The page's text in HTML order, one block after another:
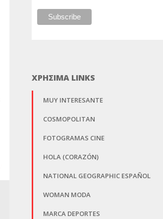
ΧΡΗΣΙΜΑ LINKS
MUY INTERESANTE
COSMOPOLITAN
FOTOGRAMAS CINE
HOLA (CORAZÓN)
NATIONAL GEOGRAPHIC ESPAÑOL
WOMAN MODA
MARCA DEPORTES